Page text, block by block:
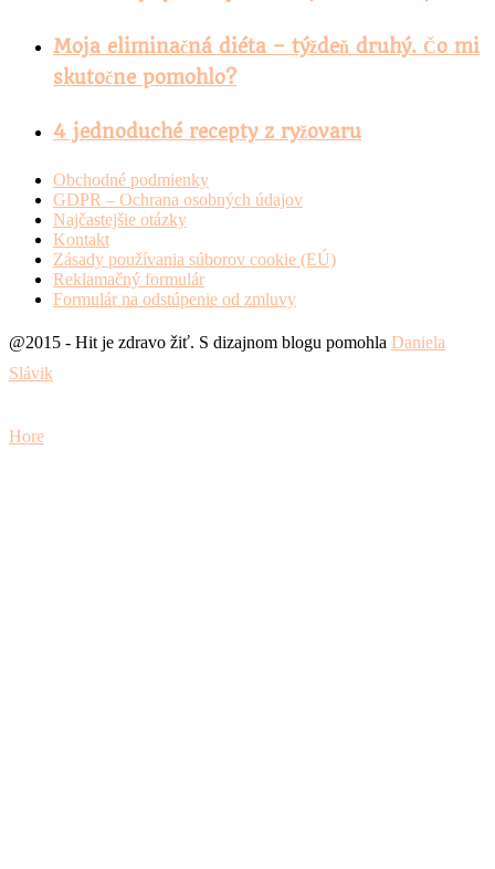
Moja eliminačná diéta – týždeň druhý. Čo mi
skutočne pomohlo?
4 jednoduché recepty z ryžovaru
Obchodné podmienky
GDPR – Ochrana osobných údajov
Najčastejšie otázky
Kontakt
Zásady používania súborov cookie (EÚ)
Reklamačný formulár
Formulár na odstúpenie od zmluvy
@2015 - Hit je zdravo žiť. S dizajnom blogu pomohla Daniela
Slávik
Hore